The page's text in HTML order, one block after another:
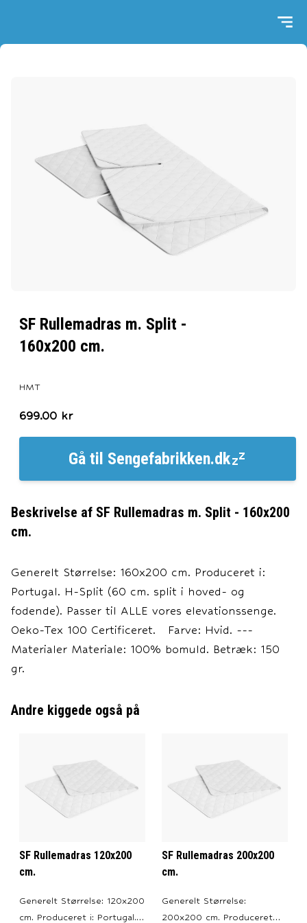
SF Rullemadras m. Split -
160x200 cm.
HMT
699.00 kr
Gå til Sengefabrikken.dk
Beskrivelse af SF Rullemadras m. Split - 160x200
cm.
Generelt Størrelse: 160x200 cm. Produceret i:
Portugal. H-Split (60 cm. split i hoved- og
fodende). Passer til ALLE vores elevationssenge.
Oeko-Tex 100 Certificeret. Farve: Hvid. ---
Materialer Materiale: 100% bomuld. Betræk: 150
gr.
Andre kiggede også på
SF Rullemadras 120x200
cm.
Generelt Størrelse: 120x200
cm. Produceret i: Portugal.
SF Rullemadras 200x200
cm.
Generelt Størrelse:
200x200 cm. Produceret